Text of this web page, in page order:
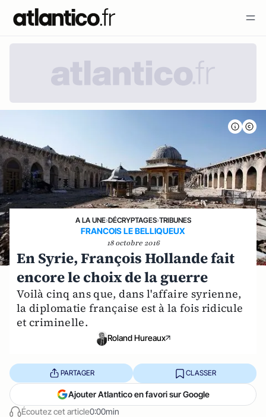
A LA UNE›DÉCRYPTAGES›TRIBUNES
FRANCOIS LE BELLIQUEUX
18 octobre 2016
En Syrie, François Hollande fait
encore le choix de la guerre
Voilà cinq ans que, dans l'affaire syrienne,
la diplomatie française est à la fois ridicule
et criminelle.
Roland Hureaux
Écoutez cet article0:00min
PARTAGER CLASSER
Ajouter Atlantico en favori sur Google